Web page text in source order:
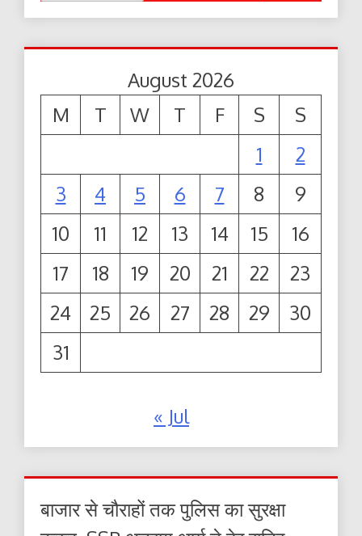
August 2026
M
T W T F S
S
1
2
3
4 5 6 7 8
9
10
11 12 13 14 15
16
17
18 19 20 21 22
23
24
25 26 27 28 29
30
31
« Jul
बाजार से चौराहों तक पुलिस का सुरक्षा